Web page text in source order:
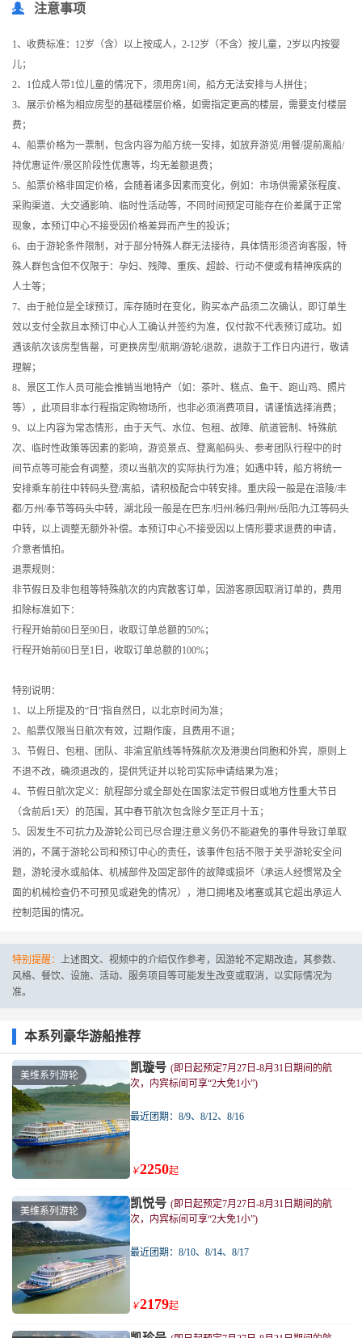
注意事项
1、收费标准：12岁（含）以上按成人，2-12岁（不含）按儿童，2岁以内按婴
儿；
2、1位成人带1位儿童的情况下，须用房1间，船方无法安排与人拼住；
3、展示价格为相应房型的基础楼层价格，如需指定更高的楼层，需要支付楼层
费；
4、船票价格为一票制，包含内容为船方统一安排，如放弃游览/用餐/提前离船/
持优惠证件/景区阶段性优惠等，均无差额退费；
5、船票价格非固定价格，会随着诸多因素而变化，例如：市场供需紧张程度、
采购渠道、大交通影响、临时性活动等，不同时间预定可能存在价差属于正常
现象，本预订中心不接受因价格差异而产生的投诉；
6、由于游轮条件限制，对于部分特殊人群无法接待，具体情形须咨询客服，特
殊人群包含但不仅限于：孕妇、残障、重疾、超龄、行动不便或有精神疾病的
人士等；
7、由于舱位是全球预订，库存随时在变化，购买本产品须二次确认，即订单生
效以支付全款且本预订中心人工确认并签约为准，仅付款不代表预订成功。如
遇该航次该房型售罄，可更换房型/航期/游轮/退款，退款于工作日内进行，敬请
理解；
8、景区工作人员可能会推销当地特产（如：茶叶、糕点、鱼干、跑山鸡、照片
等），此项目非本行程指定购物场所，也非必须消费项目，请谨慎选择消费；
9、以上内容为常态情形，由于天气、水位、包租、故障、航道管制、特殊航
次、临时性政策等因素的影响，游览景点、登离船码头、参考团队行程中的时
间节点等可能会有调整，须以当航次的实际执行为准；如遇中转，船方将统一
安排乘车前往中转码头登/离船，请积极配合中转安排。重庆段一般是在涪陵/丰
都/万州/奉节等码头中转，湖北段一般是在巴东/归州/秭归/荆州/岳阳/九江等码头
中转，以上调整无额外补偿。本预订中心不接受因以上情形要求退费的申请，
介意者慎拍。
退票规则：
非节假日及非包租等特殊航次的内宾散客订单，因游客原因取消订单的，费用
扣除标准如下：
行程开始前60日至90日，收取订单总额的50%；
行程开始前60日至1日，收取订单总额的100%；
特别说明：
1、以上所提及的“日”指自然日，以北京时间为准；
2、船票仅限当日航次有效，过期作废，且费用不退；
3、节假日、包租、团队、非渝宜航线等特殊航次及港澳台同胞和外宾，原则上
不退不改，确须退改的，提供凭证并以轮司实际申请结果为准；
4、节假日航次定义：航程部分或全部处在国家法定节假日或地方性重大节日
（含前后1天）的范围，其中春节航次包含除夕至正月十五；
5、因发生不可抗力及游轮公司已尽合理注意义务仍不能避免的事件导致订单取
消的，不属于游轮公司和预订中心的责任，该事件包括不限于关乎游轮安全问
题，游轮浸水或船体、机械部件及固定部件的故障或损坏（承运人经惯常及全
面的机械检查仍不可预见或避免的情况），港口拥堵及堵塞或其它超出承运人
控制范围的情况。
特别提醒： 上述图文、视频中的介绍仅作参考，因游轮不定期改造，其参数、
风格、餐饮、设施、活动、服务项目等可能发生改变或取消，以实际情况为
准。
本系列豪华游船推荐
美维系列游轮
凯璇号 (即日起预定7月27日-8月31日期间的航
次，内宾标间可享“2大免1小”)
最近团期：8/9、8/12、8/16
￥2250起
美维系列游轮
凯悦号 (即日起预定7月27日-8月31日期间的航
次，内宾标间可享“2大免1小”)
最近团期：8/10、8/14、8/17
￥2179起